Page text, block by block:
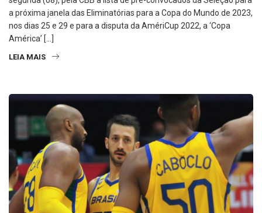
segunda (08), pela CBB a lista de pré-convocados da Seleção para
a próxima janela das Eliminatórias para a Copa do Mundo de 2023,
nos dias 25 e 29 e para a disputa da AmériCup 2022, a ‘Copa
América’ […]
LEIA MAIS